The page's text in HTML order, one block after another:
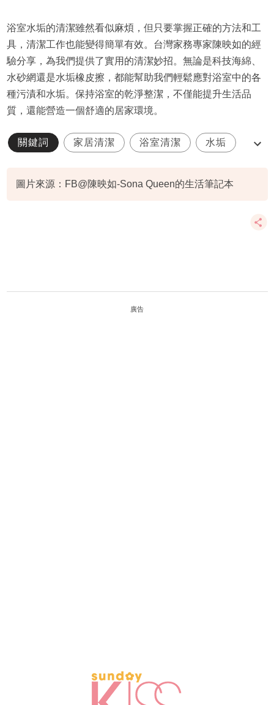
浴室水垢的清潔雖然看似麻煩，但只要掌握正確的方法和工
具，清潔工作也能變得簡單有效。台灣家務專家陳映如的經
驗分享，為我們提供了實用的清潔妙招。無論是科技海綿、
水砂網還是水垢橡皮擦，都能幫助我們輕鬆應對浴室中的各
種污漬和水垢。保持浴室的乾淨整潔，不僅能提升生活品
質，還能營造一個舒適的居家環境。
關鍵詞 家居清潔 浴室清潔 水垢
圖片來源：FB@陳映如-Sona Queen的生活筆記本
廣告